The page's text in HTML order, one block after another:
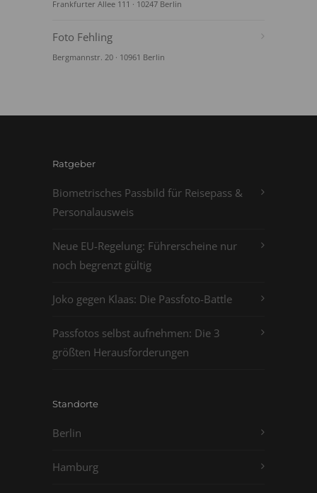
Frankfurter Allee 111 · 10247 Berlin
Foto Fehling
Bergmannstr. 20 · 10961 Berlin
Ratgeber
Biometrisches Passbild für Reisepass &
Personalausweis
Neue EU-Regelung: Führerscheine nur
noch begrenzt gültig
Joko gegen Klaas: Die Passfoto-Battle
Passfotos selbst aufnehmen: Die 3
größten Herausforderungen
Standorte
Berlin
Hamburg